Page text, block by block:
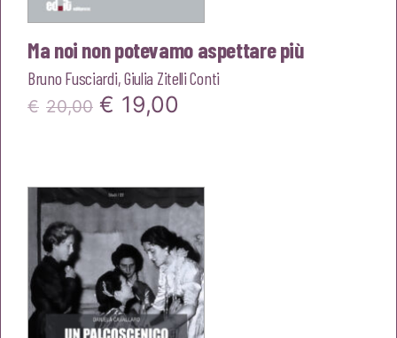
Ma noi non potevamo aspettare più
Bruno Fusciardi,Giulia Zitelli Conti
€ 20,00 Il
era:
€20,00.
€ 19,00
è:
€19,00.